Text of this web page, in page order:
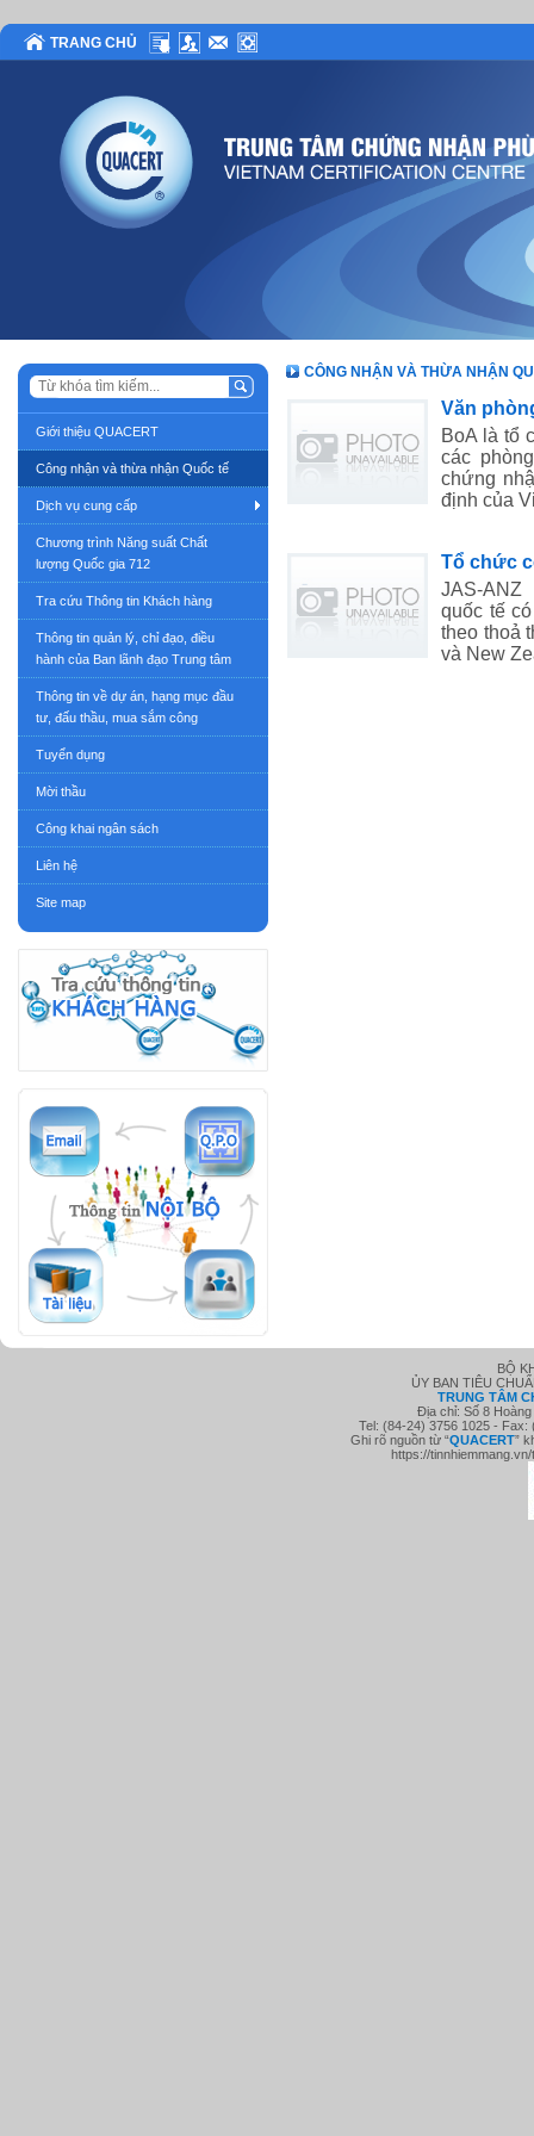
TRANG CHỦ
Giới thiệu QUACERT
Công nhận và thừa nhận Quốc tế
Dịch vụ cung cấp
Chương trình Năng suất Chất
lượng Quốc gia 712
Tra cứu Thông tin Khách hàng
Thông tin quản lý, chỉ đạo, điều
hành của Ban lãnh đạo Trung tâm
Thông tin về dự án, hạng mục đầu
tư, đấu thầu, mua sắm công
Tuyển dụng
Mời thầu
Công khai ngân sách
Liên hệ
Site map
CÔNG NHẬN VÀ THỪA NHẬN
Văn
BoA là tổ
các
chứng
định của
Tổ chức
JAS-
quốc tế
theo thoả
và New
BỘ
ỦY BAN TIÊU
TRUNG TÂM
Địa chỉ: Số 8
Tel: (84-24) 3756 1025 -
Ghi rõ nguồn từ “QUACERT”
https://